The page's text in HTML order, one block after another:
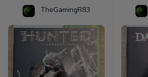
TheGamingR83